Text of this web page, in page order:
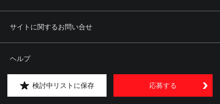
検討中リストに保存 応募する
サイトに関するお問い合せ
ヘルプ
サイトマップ